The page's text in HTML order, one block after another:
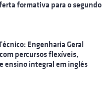
formativa para o segundo
Engenharia Geral
percursos flexíveis,
ensino integral em inglês